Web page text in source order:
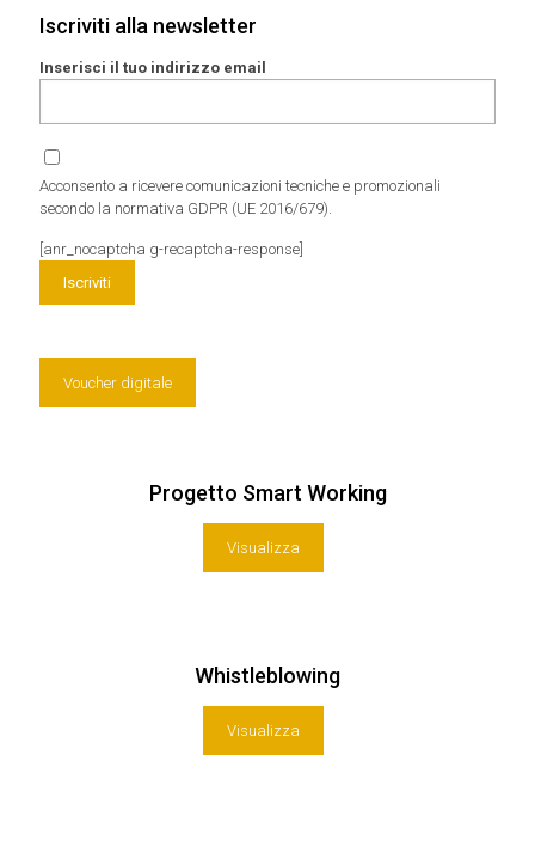
Iscriviti alla newsletter
Inserisci il tuo indirizzo email
Acconsento a ricevere comunicazioni tecniche e promozionali
secondo la normativa GDPR (UE 2016/679).
[anr_nocaptcha g-recaptcha-response]
Voucher digitale
Progetto Smart Working
Visualizza
Whistleblowing
Visualizza